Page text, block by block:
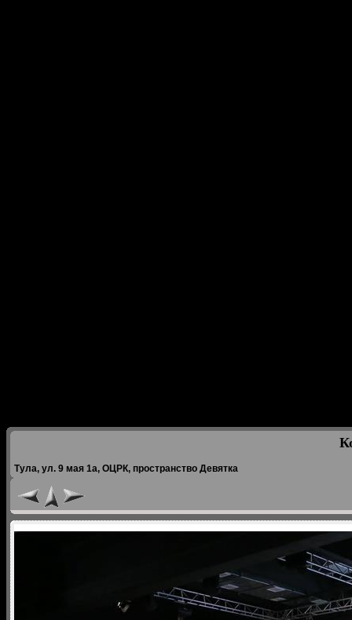
Тула, ул. 9 мая 1а, ОЦРК, пространство Девятка